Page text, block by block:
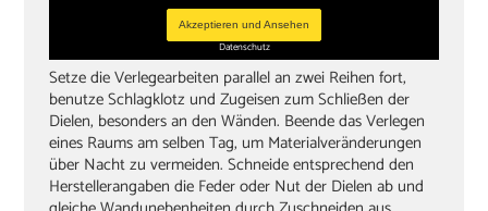
Akzeptieren und Ansehen
Datenschutz
Setze die Verlegearbeiten parallel an zwei Reihen fort,
benutze Schlagklotz und Zugeisen zum Schließen der
Dielen, besonders an den Wänden. Beende das Verlegen
eines Raums am selben Tag, um Materialveränderungen
über Nacht zu vermeiden. Schneide entsprechend den
Herstellerangaben die Feder oder Nut der Dielen ab und